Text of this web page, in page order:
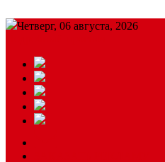
Четверг, 06 августа, 2026